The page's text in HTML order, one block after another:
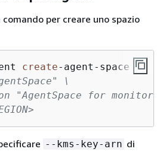
per creare uno spazio
create- agent - space \
\
"AgentSpace for
--kms-key-arn di